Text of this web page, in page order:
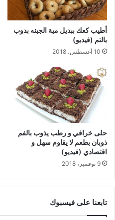
أطيب كعك ببديل مية الجبنه بدوب
بالتم (فيديو)
10 أغسطس، 2018
حلى خرافي و رطب يذوب بالفم
ذوبان بطعم لا يقاوم سهل و
اقتصادي (فيديو)
9 نوفمبر، 2018
تابعنا على فيسبوك